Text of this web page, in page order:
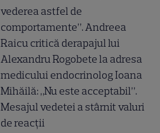
vederea astfel de
comportamente”. Andreea
Raicu critică derapajul lui
Alexandru Rogobete la adresa
medicului endocrinolog Ioana
Mihăilă: „Nu este acceptabil”.
Mesajul vedetei a stârnit valuri
de reacții